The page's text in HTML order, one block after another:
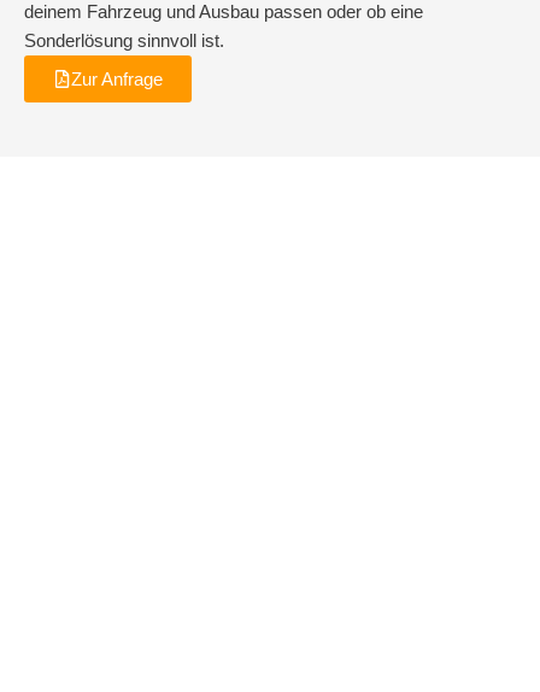
deinem Fahrzeug und Ausbau passen oder ob eine
Sonderlösung sinnvoll ist.
Zur Anfrage